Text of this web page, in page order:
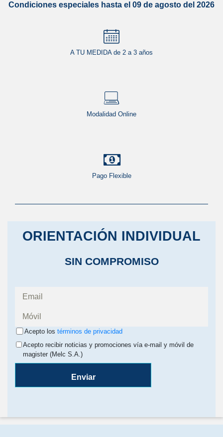
Condiciones especiales hasta el 09 de agosto del 2026
A TU MEDIDA de 2 a 3 años
Modalidad Online
Pago Flexible
ORIENTACIÓN INDIVIDUAL
SIN COMPROMISO
Acepto los términos de privacidad
Acepto recibir noticias y promociones vía e-mail y móvil de
magister (Melc S.A.)
Enviar